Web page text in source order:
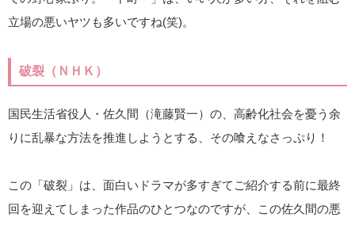
立場の悪いヤツも多いですね(笑)。
破裂（ＮＨＫ）
国民生活省役人・佐久間（滝藤賢一）の、高齢化社会を憂う余
りに乱暴な方法を推進しようとする、その喰えなさっぷり！
この「破裂」は、面白いドラマが多すぎてご紹介する前に最終
回を迎えてしまった作品のひとつなのですが、この佐久間の悪